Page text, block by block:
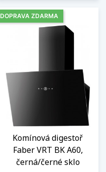
Komínová digestoř
Faber VRT BK A60,
černá/černé sklo
DOPRAVA ZDARMA